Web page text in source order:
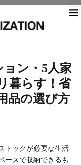
ン・5人家
暮らす！省
品の選び方
トックが必要な生活
ースで収納できるも